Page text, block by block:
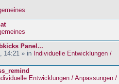
Panel...
14:21 » in Individuelle Entwicklungen /
Entwicklungen / Anpassungen /